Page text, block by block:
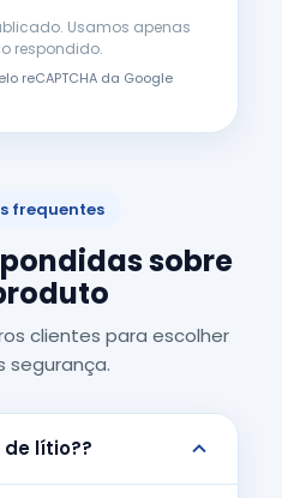
Usamos apenas
respondido.
reCAPTCHA da Google
frequentes
sobre
clientes para escolher
segurança.
lítio??